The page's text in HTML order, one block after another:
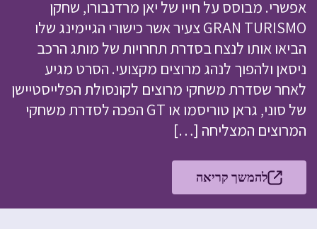
אפשרי. מבוסס על חייו של יאן מרדנבורו, שחקן
GRAN TURISMO צעיר אשר כישורי הגיימינג שלו
הביאו אותו לנצח בסדרת תחרויות של מותג הרכב
ניסאן ולהפוך לנהג מרוצים מקצועי. הסרט מגיע
לאחר שסדרת משחקי מרוצים לקונסולת הפלייסטיישן
של סוני, גראן טוריסמו או GT הפכה לסדרת משחקי
המרוצים המצליחה […]
להמשך קריאה